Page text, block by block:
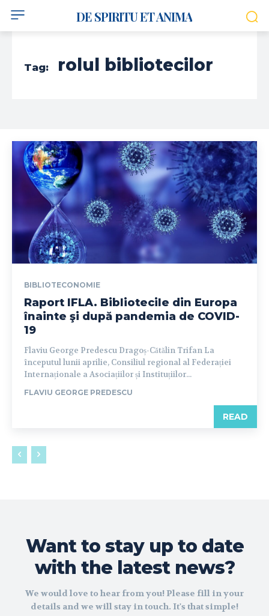
DE SPIRITU ET ANIMA
Tag: rolul bibliotecilor
BIBLIOTECONOMIE
Raport IFLA. Bibliotecile din Europa
înainte şi după pandemia de COVID-
19
Flaviu George Predescu Dragoș-Cătălin Trifan La
începutul lunii aprilie, Consiliul regional al Federației
Internaționale a Asociațiilor și Instituțiilor...
FLAVIU GEORGE PREDESCU
READ
Want to stay up to date
with the latest news?
We would love to hear from you! Please fill in your
details and we will stay in touch. It's that simple!